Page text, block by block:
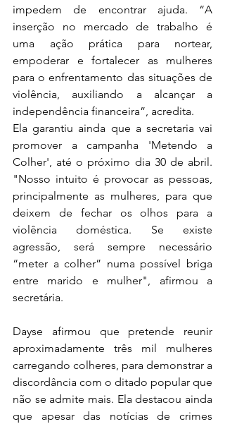
impedem de encontrar ajuda. “A
inserção no mercado de trabalho é
uma ação prática para nortear,
empoderar e fortalecer as mulheres
para o enfrentamento das situações de
violência, auxiliando a alcançar a
independência financeira”, acredita.
Ela garantiu ainda que a secretaria vai
promover a campanha 'Metendo a
Colher', até o próximo dia 30 de abril.
"Nosso intuito é provocar as pessoas,
principalmente as mulheres, para que
deixem de fechar os olhos para a
violência doméstica. Se existe
agressão, será sempre necessário
“meter a colher” numa possível briga
entre marido e mulher", afirmou a
secretária.
Dayse afirmou que pretende reunir
aproximadamente três mil mulheres
carregando colheres, para demonstrar a
discordância com o ditado popular que
não se admite mais. Ela destacou ainda
que apesar das notícias de crimes